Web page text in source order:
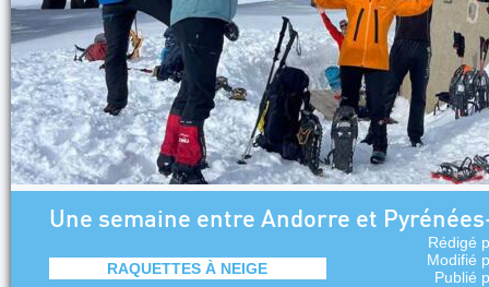
Une semaine entre Andorre et
RAQUETTES À NEIGE
Rédigé
Modifié
Publié